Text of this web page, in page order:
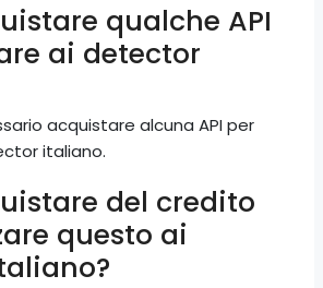
qualche API
ai detector
acquistare alcuna API per
italiano.
del credito
questo ai